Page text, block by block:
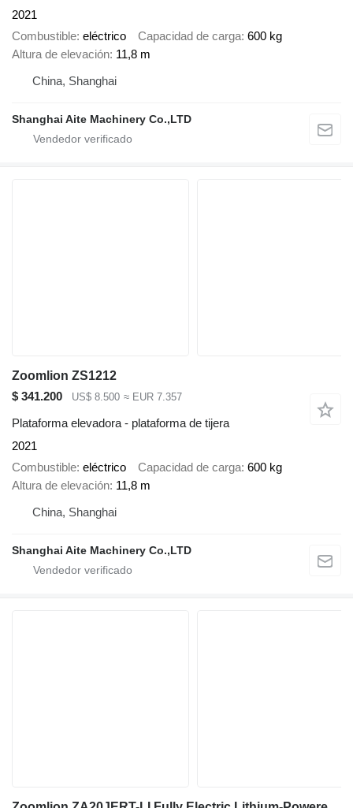
2021
Combustible eléctrico Capacidad de carga 600 kg
Altura de elevación 11,8 m
China, Shanghai
Shanghai Aite Machinery Co.,LTD
Zoomlion ZS1212
$ 341.200
US$ 8.500 ≈ EUR 7.357
Plataforma elevadora - plataforma de tijera
2021
Combustible eléctrico Capacidad de carga 600 kg
Altura de elevación 11,8 m
China, Shanghai
Shanghai Aite Machinery Co.,LTD